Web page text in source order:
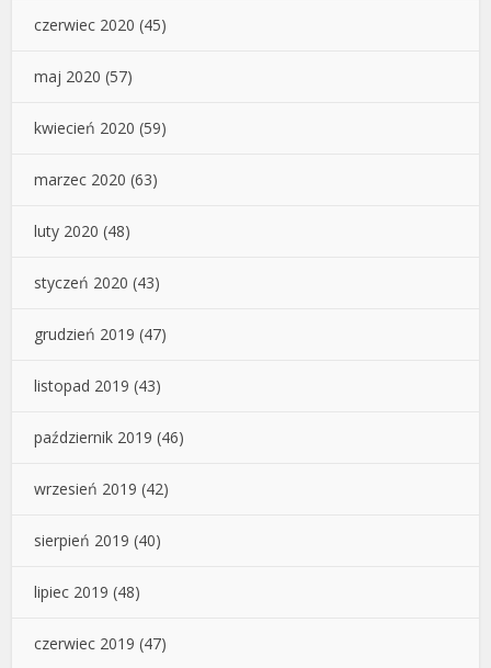
czerwiec 2020 (45)
maj 2020 (57)
kwiecień 2020 (59)
marzec 2020 (63)
luty 2020 (48)
styczeń 2020 (43)
grudzień 2019 (47)
listopad 2019 (43)
październik 2019 (46)
wrzesień 2019 (42)
sierpień 2019 (40)
lipiec 2019 (48)
czerwiec 2019 (47)